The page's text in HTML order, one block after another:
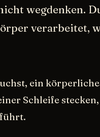
wegdenken.
verarbeitet,
ein
Schleife